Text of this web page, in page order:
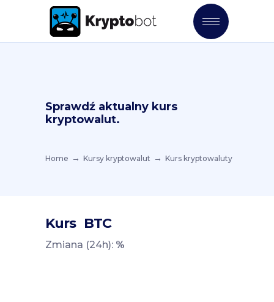
Sprawdź aktualny kurs
kryptowalut.
Home Kursy kryptowalut Kurs kryptowaluty
Kurs BTC
Zmiana (24h): %